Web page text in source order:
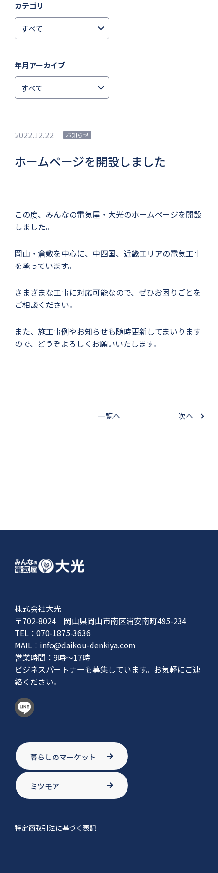
カテゴリ
年月アーカイブ
2022.12.22 お知らせ
ホームページを開設しました
この度、みんなの電気屋・大光のホームページを開設
しました。
岡山・倉敷を中心に、中四国、近畿エリアの電気工事
を承っています。
さまざまな工事に対応可能なので、ぜひお困りごとを
ご相談ください。
また、施工事例やお知らせも随時更新してまいります
ので、どうぞよろしくお願いいたします。
一覧へ 次へ
株式会社大光
〒702-8024 岡山県岡山市南区浦安南町495-234
TEL：070-1875-3636
MAIL： info@daikou-denkiya.com
営業時間：9時〜17時
ビジネスパートナーも募集しています。お気軽にご連
絡ください。
暮らしのマーケット
ミツモア
特定商取引法に基づく表記